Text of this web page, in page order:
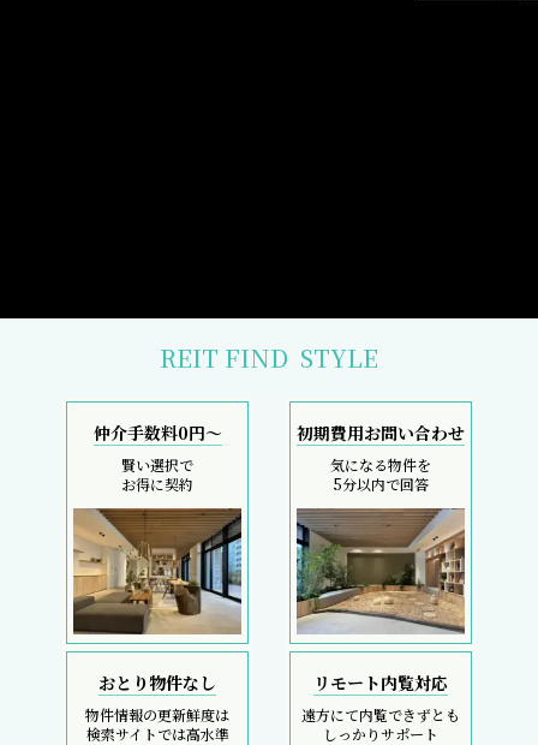
REIT FIND STYLE
仲介手数料0円～
賢い選択で
お得に契約
初期費用お問い合わせ
気になる物件を
5分以内で回答
おとり物件なし
物件情報の更新鮮度は
検索サイトでは高水準
リモート内覧対応
遠方にて内覧できずとも
しっかりサポート